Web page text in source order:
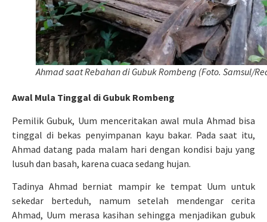
Ahmad saat Rebahan di Gubuk Rombeng (Foto. Samsul/
Awal Mula Tinggal di Gubuk Rombeng
Pemilik Gubuk, Uum menceritakan awal mula Ahmad bisa
tinggal di bekas penyimpanan kayu bakar. Pada saat itu,
Ahmad datang pada malam hari dengan kondisi baju yang
lusuh dan basah, karena cuaca sedang hujan.
Tadinya Ahmad berniat mampir ke tempat Uum untuk
sekedar berteduh, namum setelah mendengar cerita
Ahmad, Uum merasa kasihan sehingga menjadikan gubuk